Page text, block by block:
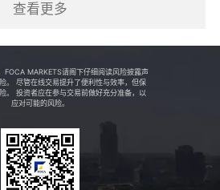
发展，越来越多的金融机构和平
临着客户流失的风险。关闭贵金
内会影响到部分客户的交易需
量，以在竞争中占据更有利的位
查看更多
FOCA MARKETS请阁下仔细阅读风险披露声
。 尽管在线交易提升了便利性与效率，但保
。 投资者应在参与交易前做好充分准备，以
应对可能的风险。